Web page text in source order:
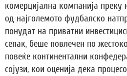
комерцијална компанија преку
од најголемото фудбалско
понудат на приватни
сепак, беше повлечен по
повеќе континентални
сојузи, кои оценија дека